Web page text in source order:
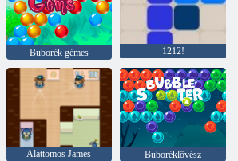
Buborék gémes 1212!
Alattomos James Buboréklövész